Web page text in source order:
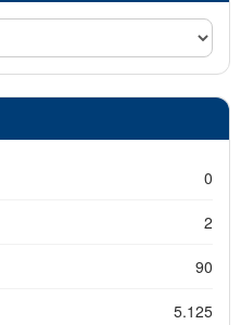
0
2
90
5.125